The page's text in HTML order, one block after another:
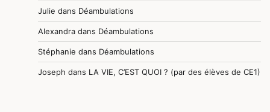
Julie dans Déambulations
Alexandra dans Déambulations
Stéphanie dans Déambulations
Joseph dans LA VIE, C’EST QUOI ? (par des élèves de CE1)